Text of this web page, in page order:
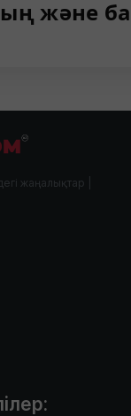
және
жаңалықтар |